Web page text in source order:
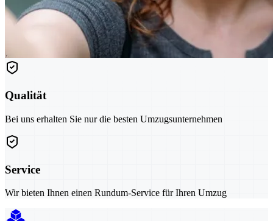
Qualität
Bei uns erhalten Sie nur die besten Umzugsunternehmen
Service
Wir bieten Ihnen einen Rundum-Service für Ihren Umzug